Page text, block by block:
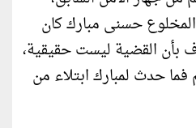
حسنى مبارك كان
بأن القضية ليست حقيقية،
فما حدث لمبارك ابتلاء من